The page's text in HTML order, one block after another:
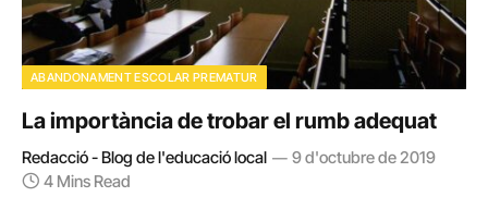
ABANDONAMENT ESCOLAR PREMATUR
La importància de trobar el rumb adequat
Redacció - Blog de l'educació local
9 d'octubre de 2019
4 Mins Read